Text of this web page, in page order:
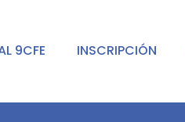
9CFE INSCRIPCIÓN